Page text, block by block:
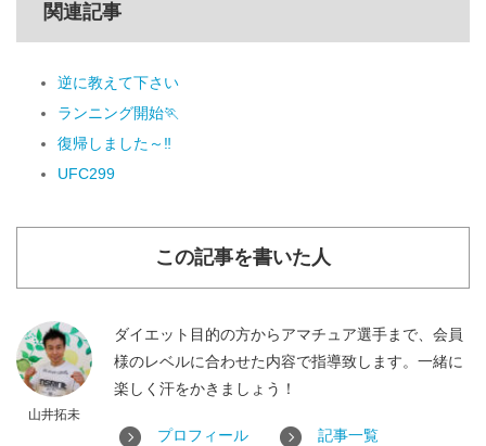
関連記事
逆に教えて下さい
ランニング開始🏃
復帰しました～‼
UFC299
この記事を書いた人
山井拓未
ダイエット目的の方からアマチュア選手まで、会員
様のレベルに合わせた内容で指導致します。一緒に
楽しく汗をかきましょう！
プロフィール 記事一覧